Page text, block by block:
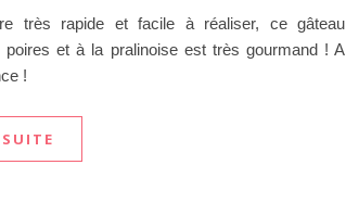
très rapide et facile à réaliser, ce gâteau
poires et à la pralinoise est très gourmand ! A
!